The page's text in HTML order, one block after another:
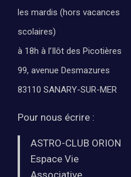
les mardis (hors vacances
scolaires)
à 18h à l’Ilôt des Picotières
99, avenue Desmazures
83110 SANARY-SUR-MER
Pour nous écrire :
ASTRO-CLUB ORION
Espace Vie
Associative